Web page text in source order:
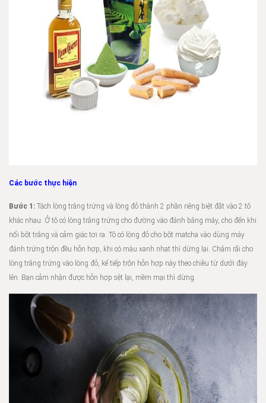
Các bước thực hiện
Bước 1: Tách lòng trắng trứng và lòng đỏ thành 2 phần riêng biệt đặt vào 2 tô
khác nhau. Ở tô có lòng trắng trứng cho đường vào đánh bằng máy, cho đến khi
nổi bột trắng và cảm giác tơi ra. Tô có lòng đỏ cho bột matcha vào dùng máy
đánh trứng trộn đều hỗn hợp, khi có màu xanh nhạt thì dừng lại. Chậm rãi cho
lòng trắng trứng vào lòng đỏ, kế tiếp trộn hỗn hợp này theo chiều từ dưới đáy
lên. Bạn cảm nhận được hỗn hợp sệt lại, mềm mại thì dừng.